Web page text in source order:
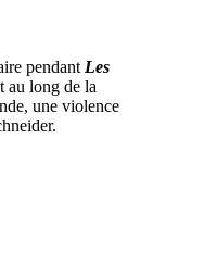
pendant Les
au long de la
une violence